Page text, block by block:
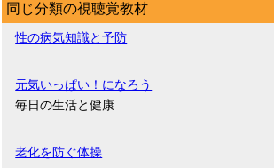
同じ分類の視聴覚教材
性の病気知識と予防
元気いっぱい！になろう
毎日の生活と健康
老化を防ぐ体操